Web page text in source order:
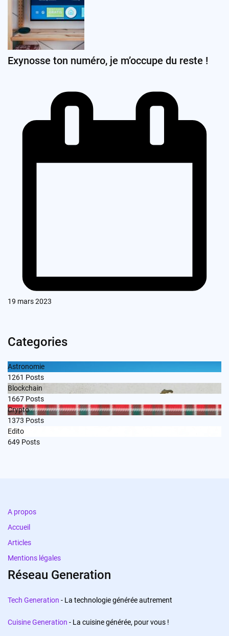
Exynosse ton numéro, je m’occupe du reste !
19 mars 2023
Categories
Astronomie
1261 Posts
Blockchain
1667 Posts
Crypto
1373 Posts
Edito
649 Posts
A propos
Accueil
Articles
Mentions légales
Réseau Generation
Tech Generation - La technologie générée autrement
Cuisine Generation - La cuisine générée, pour vous !